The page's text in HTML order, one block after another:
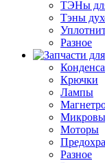
ТЭНы
Тэны
Разное
Крючки
Лампы
Моторы
Разное